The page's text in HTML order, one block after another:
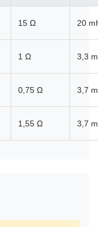
15 Ω 20
1 Ω 3,3
0,75 Ω 3,7
1,55 Ω 3,7